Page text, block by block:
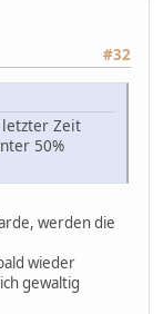
#32
Zeit
50%
werden die
wieder
gewaltig